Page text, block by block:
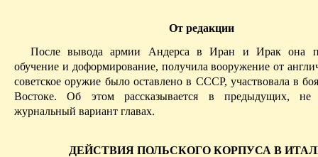
От редакции
После вывода армии Андерса в Иран и Ирак она
обучение и доформирование, получила вооружение от
советское оружие было оставлено в СССР, участвовала в
Востоке. Об этом рассказывается в предыдущих,
журнальный вариант главах.
ДЕЙСТВИЯ ПОЛЬСКОГО КОРПУСА В